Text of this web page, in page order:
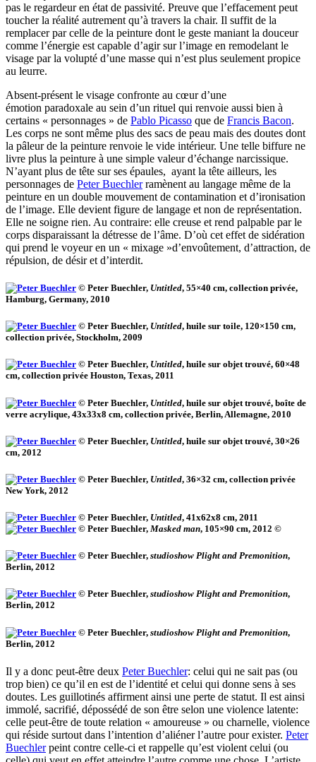
pas le regardeur en état de passivité. Preuve que l’effacement peut
toucher la réalité autrement qu’à travers la chair. Il suffit de la
remplacer par celle de la peinture dont le geste maniant la douceur
comme l’énergie est capable d’agir sur l’image en remodelant le
visage par la volupté d’une masse qui n’est plus seulement propice
au leurre.
Absent-présent le visage confronte au cœur d’une
émotion paradoxale au sein d’un rituel qui renvoie aussi bien à
certains « personnages » de Pablo Picasso que de Francis Bacon.
Les corps ne sont même plus des sacs de peau mais des doutes dont
la pâleur de la peinture renvoie le vide intérieur. Une telle biffure ne
livre plus la peinture à une simple valeur d’échange narcissique.
N’ayant plus de tête sur ses épaules, ayant la tête ailleurs, les
personnages de Peter Buechlerramènent au langage même de la
peinture en un double mouvement de contamination et d’ironisation
de l’image. Elle devient figure de langage et non de représentation.
Elle ne soigne rien. Au contraire: elle creuse et rend palpable par le
corps disparaissant la détresse de l’âme. D’où cet effet de sidération
qui prend le voyeur en un « mixage »d’envoûtement, d’attraction, de
répulsion, de désir et d’interdit.
© Peter Buechler, Untitled, 55×40 cm, collection privée,
Hamburg, Germany, 2010
© Peter Buechler, Untitled, huile sur toile, 120×150 cm,
collection privée, Stockholm, 2009
© Peter Buechler, Untitled, huile sur objet trouvé, 60×48
cm, collection privée Houston, Texas, 2011
© Peter Buechler, Untitled, huile sur objet trouvé, boîte de
verre acrylique, 43x33x8 cm, collection privée, Berlin, Allemagne, 2010
© Peter Buechler, Untitled, huile sur objet trouvé, 30×26
cm, 2012
© Peter Buechler, Untitled, 36×32 cm, collection privée
New York, 2012
© Peter Buechler, Untitled, 41x62x8 cm, 2011
© Peter Buechler, Masked man, 105×90 cm, 2012 ©
© Peter Buechler, studioshow Plight and Premonition,
Berlin, 2012
© Peter Buechler, studioshow Plight and Premonition,
Berlin, 2012
© Peter Buechler, studioshow Plight and Premonition,
Berlin, 2012
Il y a donc peut-être deux Peter Buechler: celui qui ne sait pas (ou
trop bien) ce qu’il en est de l’identité et celui qui donne sens à ses
doutes. Les guillotinés affirment ainsi une perte de statut. Il est ainsi
immolé, sacrifié, dépossédé de son être selon une violence latente:
celle peut-être de toute relation « amoureuse » ou charnelle, violence
qui réside surtout dans l’intention d’aliéner l’autre pour exister. Peter
Buechlerpeint contre celle-ci et rappelle qu’est violent celui (ou